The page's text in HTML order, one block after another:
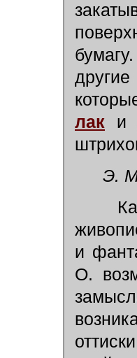
лак и
Э.
и
О.